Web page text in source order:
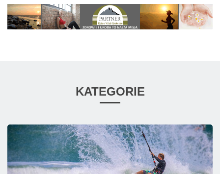
KATEGORIE